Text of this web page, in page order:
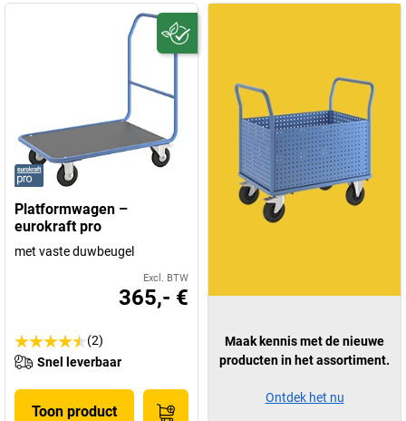
Platformwagen –
eurokraft pro
met vaste duwbeugel
Excl. BTW
365,- €
(2)
Snel leverbaar
Toon product
Maak kennis met de nieuwe
producten in het assortiment.
Ontdek het nu